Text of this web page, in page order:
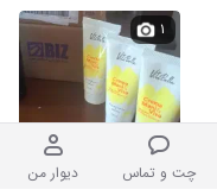
چت و تماس دیوار من
۱